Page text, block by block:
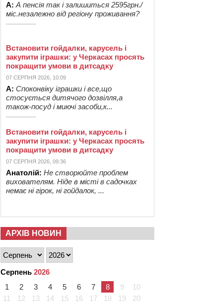
А: А пенсія так і залишиться 2595грн./
міс.незалежно від регіону проживання?
Встановити гойдалки, карусель і
закупити іграшки: у Черкасах просять
покращити умови в дитсадку
07 СЕРПНЯ 2026, 10:09
А: Споконвіку іграшки і все,що
стосується дитячого дозвілля,а
також-посуд і миючі засоби,к...
Встановити гойдалки, карусель і
закупити іграшки: у Черкасах просять
покращити умови в дитсадку
07 СЕРПНЯ 2026, 09:36
Анатолій: Не створюйте проблем
вихователям. Ніде в місті в садочках
немає ні гірок, ні гойдалок, ...
АРХІВ НОВИН
Серпень 2026
1
2 3 4 5 6 7 8 9
10
11
12 13 14 15 16 17 18 19 20